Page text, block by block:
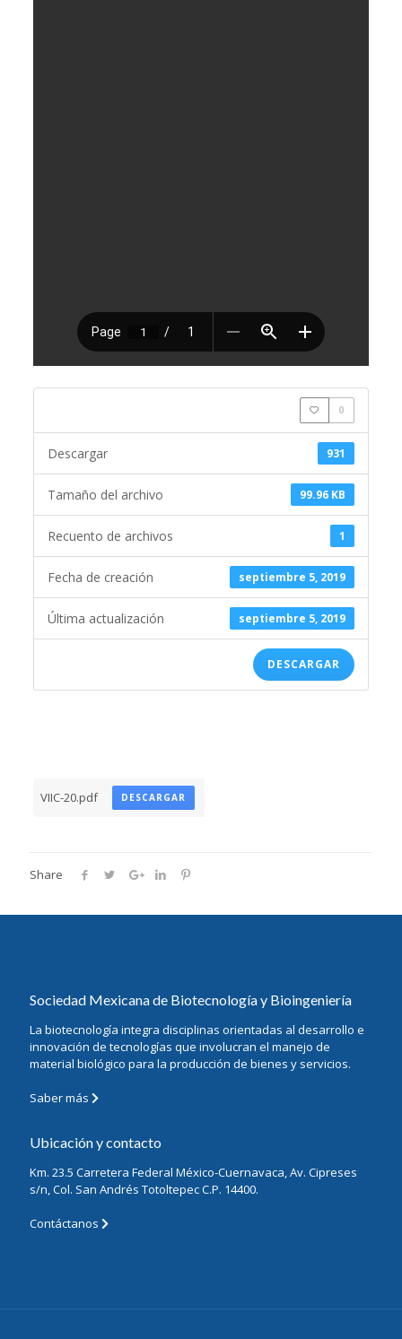
0
931
Descargar
99.96 KB
Tamaño del archivo
1
Recuento de archivos
septiembre 5, 2019
Fecha de creación
septiembre 5, 2019
Última actualización
DESCARGAR
VIIC-20.pdf DESCARGAR
Share
Sociedad Mexicana de Biotecnología y Bioingeniería
La biotecnología integra disciplinas orientadas al desarrollo e
innovación de tecnologías que involucran el manejo de
material biológico para la producción de bienes y servicios.
Saber más
Ubicación y contacto
Km. 23.5 Carretera Federal México-Cuernavaca, Av. Cipreses
s/n, Col. San Andrés Totoltepec C.P. 14400.
Contáctanos